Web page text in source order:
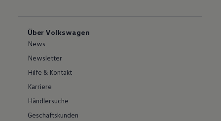
Über Volkswagen
News
Newsletter
Hilfe & Kontakt
Karriere
Händlersuche
Geschäftskunden